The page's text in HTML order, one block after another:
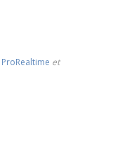
ProRealtime et